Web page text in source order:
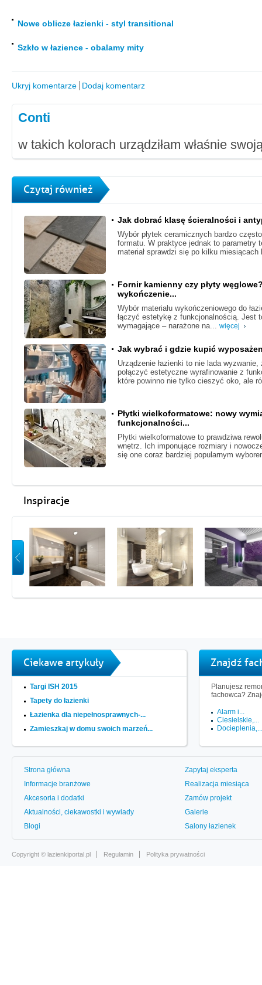
Nowe oblicze łazienki - styl transitional
Szkło w łazience - obalamy mity
Ukryj komentarze Dodaj komentarz
Conti
w takich kolorach urządziłam właśnie
Czytaj również
Jak dobrać klasę ścieralności i
Wybór płytek ceramicznych bardzo
formatu. W praktyce jednak to parametry
materiał sprawdzi się po kilku
Fornir kamienny czy płyty
wykończenie...
Wybór materiału wykończeniowego do
łączyć estetykę z funkcjonalnością. Jest
wymagające – narażone na... więcej
Jak wybrać i gdzie kupić
Urządzenie łazienki to nie lada
połączyć estetyczne wyrafinowanie z
które powinno nie tylko cieszyć oko, ale
Płytki wielkoformatowe: nowy
funkcjonalności...
Płytki wielkoformatowe to prawdziwa
wnętrz. Ich imponujące rozmiary i
się one coraz bardziej popularnym
Inspiracje
Ciekawe artykuły
Targi ISH 2015
Tapety do łazienki
Łazienka dla niepełnosprawnych-...
Zamieszkaj w domu swoich marzeń...
Znajdź
Planujesz
fachowca?
Alarm i...
Ciesielskie,...
Docieplenia,...
Strona główna
Informacje branżowe
Akcesoria i dodatki
Aktualności, ciekawostki i wywiady
Blogi
Zapytaj eksperta
Realizacja miesiąca
Zamów projekt
Galerie
Salony łazienek
Copyright © lazienkiportal.pl Regulamin Polityka prywatności